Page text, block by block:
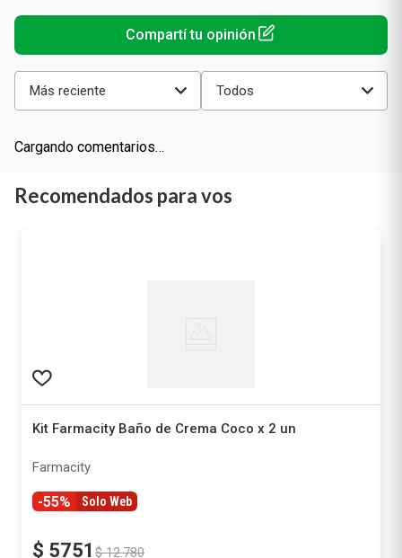
Más reciente Todos
Cargando comentarios…
Recomendados para vos
Kit Farmacity Baño de Crema Coco x 2 un
Farmacity
-55% Solo Web
$ 5751 $ 12.780